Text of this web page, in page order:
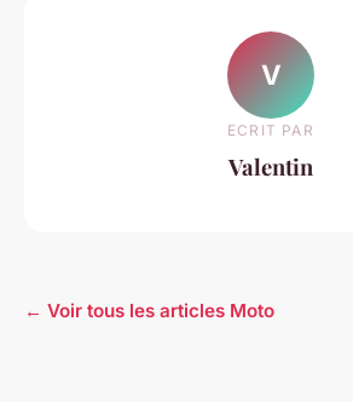
V
ECRIT PAR
Valentin
← Voir tous les articles Moto